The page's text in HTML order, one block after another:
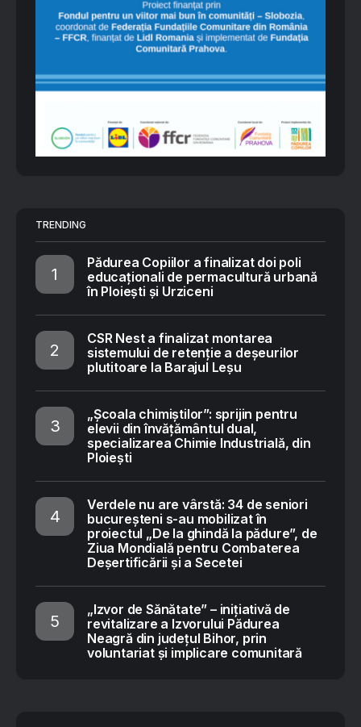
TRENDING
Pădurea Copiilor a finalizat doi poli
educaționali de permacultură urbană
în Ploiești și Urziceni
CSR Nest a finalizat montarea
sistemului de retenție a deșeurilor
plutitoare la Barajul Leșu
„Școala chimiștilor”: sprijin pentru
elevii din învățământul dual,
specializarea Chimie Industrială, din
Ploiești
Verdele nu are vârstă: 34 de seniori
bucureșteni s-au mobilizat în
proiectul „De la ghindă la pădure”, de
Ziua Mondială pentru Combaterea
Deșertificării și a Secetei
„Izvor de Sănătate” – inițiativă de
revitalizare a Izvorului Pădurea
Neagră din județul Bihor, prin
voluntariat și implicare comunitară